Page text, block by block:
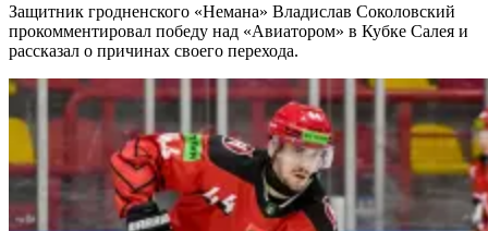
Защитник гродненского «Немана» Владислав Соколовский
прокомментировал победу над «Авиатором» в Кубке Салея и
рассказал о причинах своего перехода.